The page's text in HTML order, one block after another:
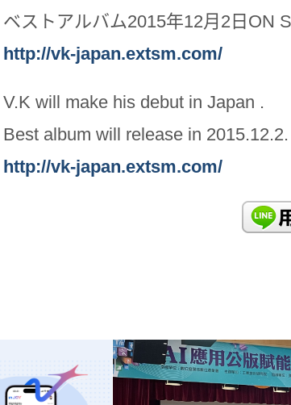
ベストアルバム2015年12月2日ON
http://vk-japan.extsm.com/
V.K will make his debut in Japan .
Best album will release in
http://vk-japan.extsm.com/